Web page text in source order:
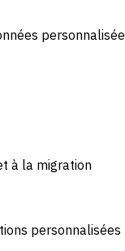
personnalisée
à la migration
personnalisées